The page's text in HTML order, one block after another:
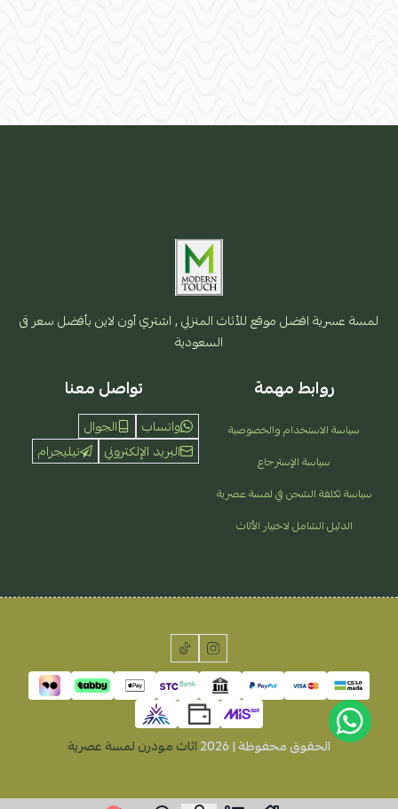
لمسة عسرية افضل موقع للأثاث المنزلي , اشتري أون لاين بأفضل سعر فى
السعودية
روابط مهمة
سياسة الاستخدام والخصوصية
سياسة الإسترجاع
سياسة تكلفة الشحن في لمسة عصرية
الدليل الشامل لاختيار الأثاث
تواصل معنا
واتساب
الجوال
البريد الإلكتروني
تيليجرام
الحقوق محفوظة | 2026 اثاث مودرن لمسة عصرية